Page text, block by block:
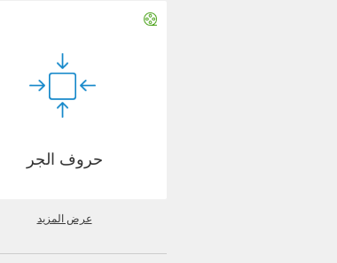
حروف الجر
عرض المزيد